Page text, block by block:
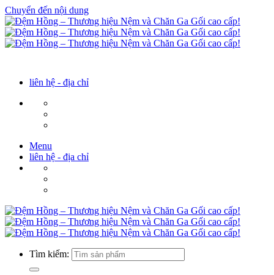
Chuyển đến nội dung
liên hệ - địa chỉ
Menu
liên hệ - địa chỉ
Tìm kiếm: